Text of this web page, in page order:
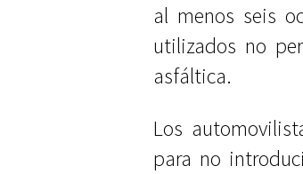
al menos seis
utilizados no
asfáltica.
Los
para no